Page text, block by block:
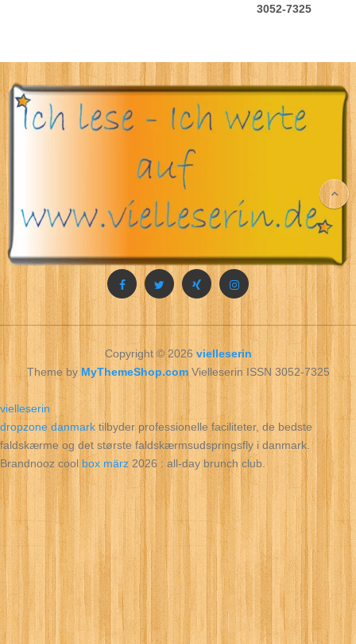
3052-7325
Copyright © 2026vielleserin
Theme by MyThemeShop.comVielleserin ISSN 3052-7325
vielleserin
dropzone danmarktilbyder professionelle faciliteter, de bedste
faldskærme og det største faldskærmsudspringsfly i danmark.
Brandnooz cool box märz2026 : all‑day brunch club.